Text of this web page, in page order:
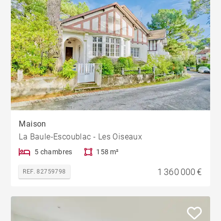
Maison
La Baule-Escoublac - Les Oiseaux
5 chambres 158 m²
REF. 82759798 1 360 000 €